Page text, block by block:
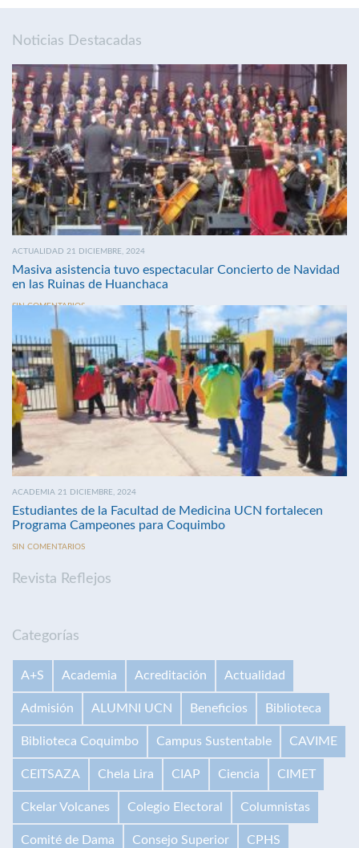
Noticias Destacadas
ACTUALIDAD 21 DICIEMBRE, 2024
Masiva asistencia tuvo espectacular Concierto de Navidad
en las Ruinas de Huanchaca
SIN COMENTARIOS
ACADEMIA 21 DICIEMBRE, 2024
Estudiantes de la Facultad de Medicina UCN fortalecen
Programa Campeones para Coquimbo
SIN COMENTARIOS
Revista Reflejos
Categorías
A+S Academia Acreditación Actualidad
Admisión ALUMNI UCN Beneficios Biblioteca
Biblioteca Coquimbo Campus Sustentable CAVIME
CEITSAZA Chela Lira CIAP Ciencia CIMET
Ckelar Volcanes Colegio Electoral Columnistas
Comité de Dama Consejo Superior CPHS